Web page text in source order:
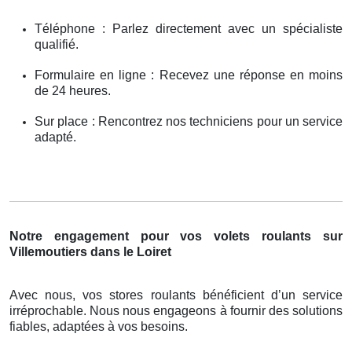
Téléphone : Parlez directement avec un spécialiste
qualifié.
Formulaire en ligne : Recevez une réponse en moins
de 24 heures.
Sur place : Rencontrez nos techniciens pour un service
adapté.
Notre engagement pour vos volets roulants sur
Villemoutiers dans le Loiret
Avec nous, vos stores roulants bénéficient d’un service
irréprochable. Nous nous engageons à fournir des solutions
fiables, adaptées à vos besoins.